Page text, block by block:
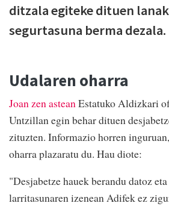
ditzala egiteke dituen
segurtasuna berma dezala.
Udalaren oharra
Joan zen astean Estatuko Aldizkari
Untzillan egin behar dituen
zituzten. Informazio horren
oharra plazaratu du. Hau diote:
"Desjabetze hauek berandu datoz
larritasunaren izenean Adifek ez